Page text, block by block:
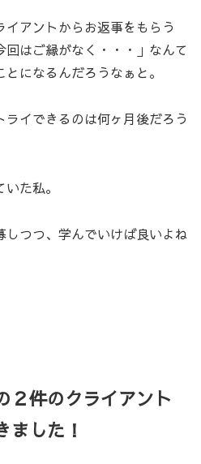
アントからお返事をもらう
回はご縁がなく・・・」なんて
になるんだろうなぁと。
イできるのは何ヶ月後だろう
た私。
つつ、学んでいけば良いよね
２件のクライアント
ました！